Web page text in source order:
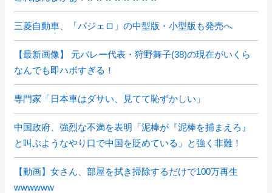
三菱自動車、「パジェロ」の中型版・小型版も発売へ
【最新画像】 元バレー代表・狩野舞子(38)の現在がいくら
なんでも即ハボすぎる！
専門家「日本車はダサい、見てて恥ずかしい」
中国政府、強烈な不満を表明「泥棒が『泥棒を捕まえろ』
と叫ぶようなやり口で中国を貶めている」と強く非難！
【動画】女さん、部屋を拭き掃除するだけで100万再生
wwwwww